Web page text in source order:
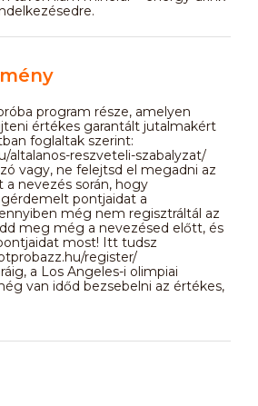
program része, amelyen
értékes garantált jutalmakért
foglaltak szerint:
altalanos-reszveteli-szabalyzat/
vagy, ne felejtsd el megadni az
nevezés során, hogy
pontjaidat a
még nem regisztráltál az
meg még a nevezésed előtt, és
most! Itt tudsz
register/
a Los Angeles-i olimpiai
van időd bezsebelni az értékes,